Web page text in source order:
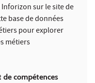
sur le site de
base de données
pour explorer
métiers
de compétences